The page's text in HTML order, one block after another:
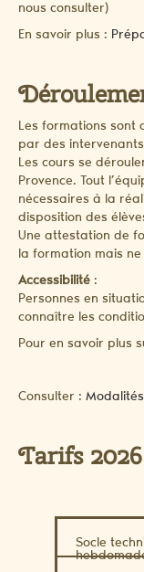
nous consulter)
En savoir plus :
Les formations sont
par des
Les cours se
Provence. Tout
nécessaires à la
disposition des
Une attestation de
la formation mais
Accessibilité :
Personnes en
connaître les
Pour en savoir plus
Consulter :
Tarifs
Socle